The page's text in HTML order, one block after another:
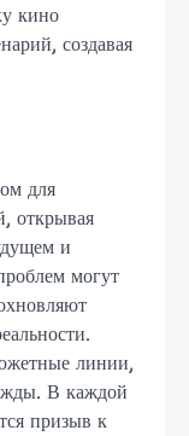
кино
создавая
для
открывая
и
могут
линии,
В каждой
призыв к